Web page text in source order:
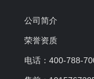
公司简介
荣誉资质
电话：400-788-